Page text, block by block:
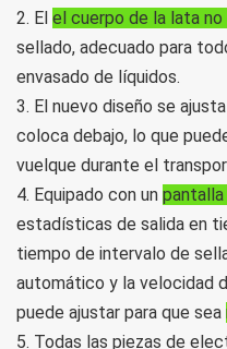
2. El el cuerpo de la lata no
sellado, adecuado para
envasado de líquidos.
3. El nuevo diseño se
coloca debajo, lo que
vuelque durante el
4. Equipado con un pantalla
estadísticas de salida en
tiempo de intervalo de
automático y la velocidad
puede ajustar para que sea
5. Todas las piezas de